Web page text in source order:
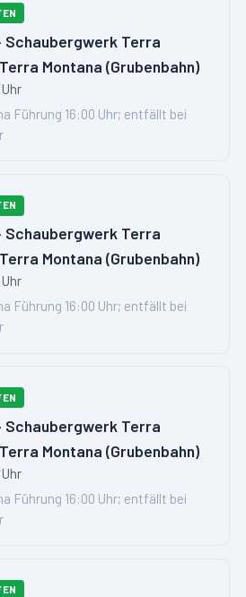
Schaubergwerk Terra
Montana (Grubenbahn)
Führung 16:00 Uhr; entfällt bei
Schaubergwerk Terra
Montana (Grubenbahn)
Führung 16:00 Uhr; entfällt bei
Schaubergwerk Terra
Montana (Grubenbahn)
Führung 16:00 Uhr; entfällt bei